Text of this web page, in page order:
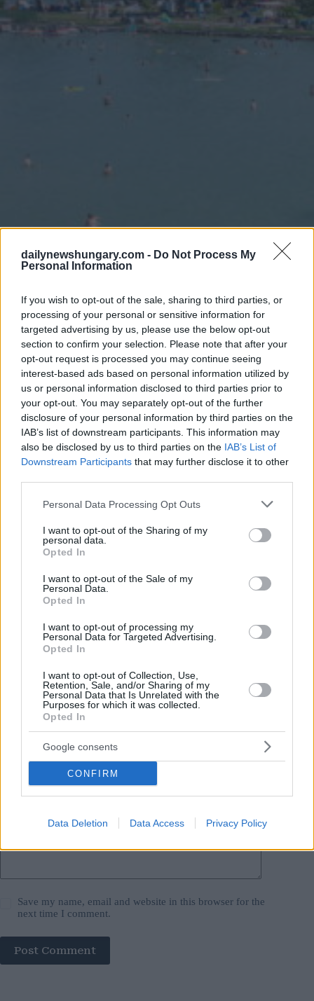
dailynewshungary.com - Do Not Process My
Personal Information
If you wish to opt-out of the sale, sharing to third parties, or
processing of your personal or sensitive information for
targeted advertising by us, please use the below opt-out
section to confirm your selection. Please note that after your
opt-out request is processed you may continue seeing
interest-based ads based on personal information utilized by
us or personal information disclosed to third parties prior to
your opt-out. You may separately opt-out of the further
disclosure of your personal information by third parties on the
IAB’s list of downstream participants. This information may
also be disclosed by us to third parties on the IAB’s List of
Downstream Participants that may further disclose it to other
Please note that this website/app uses one or more Google
not limited to your visit or usage behaviour. You may click to
grant or deny consent to Google and its third-party tags to
use your data for below specified purposes in below Google
consent section.
Personal Data Processing Opt Outs
I want to opt-out of the Sharing of my
personal data.
Opted In
I want to opt-out of the Sale of my
Personal Data.
Opted In
I want to opt-out of processing my
Personal Data for Targeted Advertising.
Opted In
I want to opt-out of Collection, Use,
Retention, Sale, and/or Sharing of my
Personal Data that Is Unrelated with the
Purposes for which it was collected.
Opted In
Google consents
CONFIRM
Data Deletion Data Access Privacy Policy
Il giovane era con altri quattro su un pedalò prima di
immergersi. Le persone su una barca a vela vicina hanno
telefonato per chiedere aiuto e una motovedetta è arrivata sul
posto in pochi minuti. Una barca di salvataggio è arrivata più
tardi e i subacquei hanno portato il giovane in superficie ma
non sono riusciti a rianimare lo straniero.
Incidente orribile al festival Balaton Sound: una donna
è caduta dalla ruota panoramica
Due mondi si incontrano in Ungheria: tempeste
Leave a Reply
Your email address will not be published.
*
*
Website
Add Comment*
Save my name, email and website in this browser for the
next time I comment.
Post Comment